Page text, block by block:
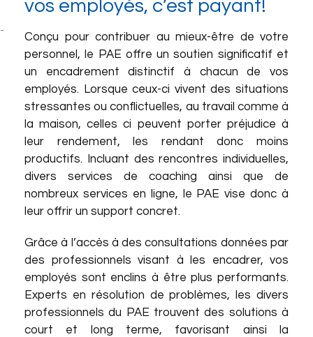
vos employés, c’est payant!
Conçu pour contribuer au mieux-être de votre
personnel, le PAE offre un soutien significatif et
un encadrement distinctif à chacun de vos
employés. Lorsque ceux-ci vivent des situations
stressantes ou conflictuelles, au travail comme à
la maison, celles ci peuvent porter préjudice à
leur rendement, les rendant donc moins
productifs. Incluant des rencontres individuelles,
divers services de coaching ainsi que de
nombreux services en ligne, le PAE vise donc à
leur offrir un support concret.
Grâce à l’accès à des consultations données par
des professionnels visant à les encadrer, vos
employés sont enclins à être plus performants.
Experts en résolution de problèmes, les divers
professionnels du PAE trouvent des solutions à
court et long terme, favorisant ainsi la